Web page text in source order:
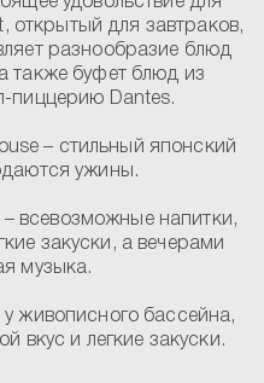
открытый для завтраков,
разнообразие блюд
также буфет блюд из
пиццерию Dantes.
– стильный японский
ужины.
всевозможные напитки,
закуски, а вечерами
музыка.
живописного бассейна,
вкус и легкие закуски.